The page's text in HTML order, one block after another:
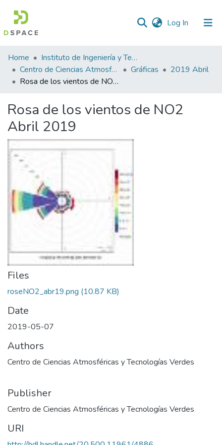
Log In (current)
Statistics
Home
Instituto de Ingeniería y Tecnología
Centro de Ciencias Atmosféricas y Tecnologías Verdes
Gráficas
2019 Abril
Rosa de los vientos de NO2 Abril 2019
Rosa de los vientos de NO2
Abril 2019
Files
roseNO2_abr19.png (10.87 KB)
Date
2019-05-07
Authors
Centro de Ciencias Atmosféricas y Tecnologías Verdes
Publisher
Centro de Ciencias Atmosféricas y Tecnologías Verdes
URI